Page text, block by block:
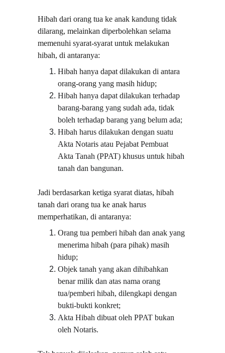
Hibah dari orang tua ke anak kandung tidak
dilarang, melainkan diperbolehkan selama
memenuhi syarat-syarat untuk melakukan
hibah, di antaranya:
Hibah hanya dapat dilakukan di antara
orang-orang yang masih hidup;
Hibah hanya dapat dilakukan terhadap
barang-barang yang sudah ada, tidak
boleh terhadap barang yang belum ada;
Hibah harus dilakukan dengan suatu
Akta Notaris atau Pejabat Pembuat
Akta Tanah (PPAT) khusus untuk hibah
tanah dan bangunan.
Jadi berdasarkan ketiga syarat diatas, hibah
tanah dari orang tua ke anak harus
memperhatikan, di antaranya:
Orang tua pemberi hibah dan anak yang
menerima hibah (para pihak) masih
hidup;
Objek tanah yang akan dihibahkan
benar milik dan atas nama orang
tua/pemberi hibah, dilengkapi dengan
bukti-bukti konkret;
Akta Hibah dibuat oleh PPAT bukan
oleh Notaris.